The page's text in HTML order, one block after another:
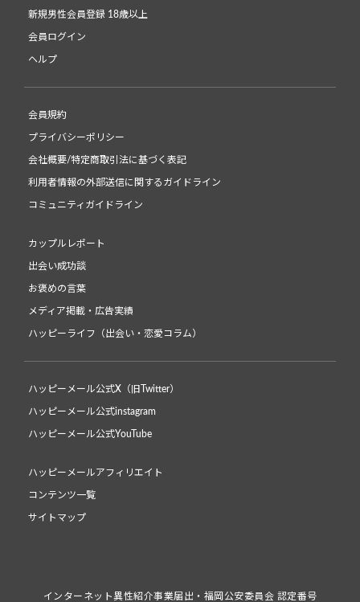
新規男性会員登録 18歳以上
会員ログイン
ヘルプ
会員規約
プライバシーポリシー
会社概要/特定商取引法に基づく表記
利用者情報の外部送信に関するガイドライン
コミュニティガイドライン
カップルレポート
出会い成功談
お褒めの言葉
メディア掲載・広告実績
ハッピーライフ（出会い・恋愛コラム）
ハッピーメール公式X（旧Twitter）
ハッピーメール公式instagram
ハッピーメール公式YouTube
ハッピーメールアフィリエイト
コンテンツ一覧
サイトマップ
インターネット異性紹介事業届出・福岡公安委員会 認定番号